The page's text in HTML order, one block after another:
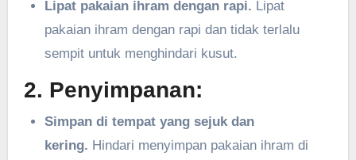
Lipat pakaian ihram dengan rapi. Lipat
pakaian ihram dengan rapi dan tidak terlalu
sempit untuk menghindari kusut.
2. Penyimpanan:
Simpan di tempat yang sejuk dan
kering. Hindari menyimpan pakaian ihram di